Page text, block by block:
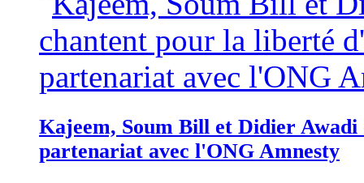
Kajeem, Soum Bill et Didier
partenariat avec l'ONG Amnesty